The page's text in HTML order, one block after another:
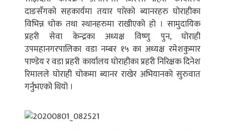
दाङसँगको सहकार्यमा तयार पारेको ब्यानरहरु घोराहीका
विभिन्न चोक तथा स्थानहरुमा राखीएको हो । सामुदायिक
प्रहरी सेवा केन्द्रका अध्यक्ष विष्णु पुन, घोराही
उपमहानगरपालिका वडा नम्बर १५ का अध्यक्ष रमेशकुमार
पाण्डेय र वडा प्रहरी कार्यालय घोराहीका प्रहरी निरिक्षक दिनेश
रिमालले घोराही चोकमा ब्यानर राखेर अभियानको सुरुवात
गर्नुभएको थियो ।